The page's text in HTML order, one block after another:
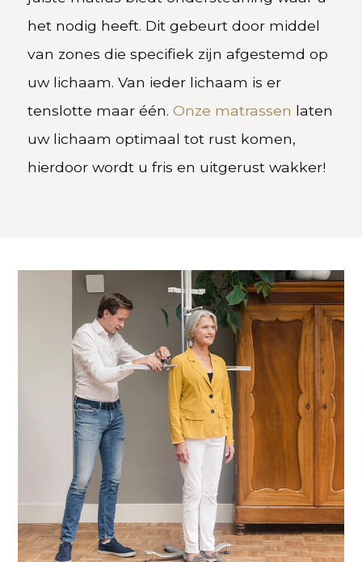
het nodig heeft. Dit gebeurt door middel
van zones die specifiek zijn afgestemd op
uw lichaam. Van ieder lichaam is er
tenslotte maar één.Onze matrassen laten
uw lichaam optimaal tot rust komen,
hierdoor wordt u fris en uitgerust wakker!